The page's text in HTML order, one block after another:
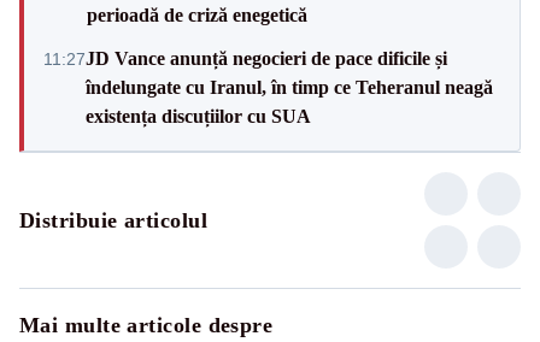
perioadă de criză enegetică
11:27JD Vance anunță negocieri de pace dificile și
îndelungate cu Iranul, în timp ce Teheranul neagă
existența discuțiilor cu SUA
Distribuie articolul
Mai multe articole despre